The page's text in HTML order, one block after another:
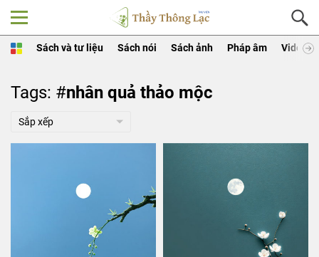
Sách và tư liệu Sách nói Sách ảnh Pháp âm Video
Tags: #nhân quả thảo mộc